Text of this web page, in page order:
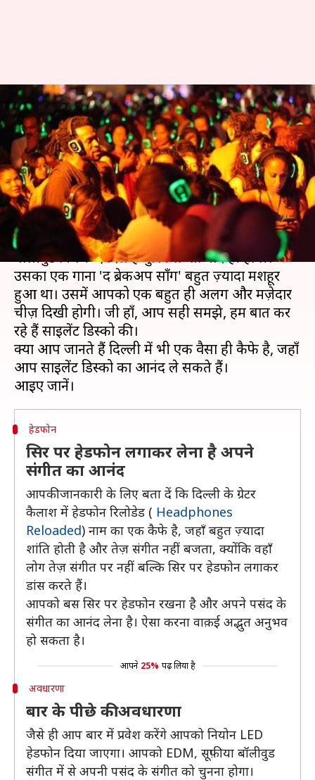
'ऐ दिल है मुश्किल' की तरह दिल्ली में
भी है एक साइलेंट हेडफोन बार,
जानिए
लेखन प्रदीप मौर्य Jul 08, 2019 09:55 pm
क्या है खबर?
आपको रणबीर कपूर, ऐश्वर्या राय और अनुष्का शर्मा की
बॉलीवुड फिल्म 'ऐ दिल है मुश्किल' तो याद ही होगी।
उसका एक गाना 'द ब्रेकअप सॉंग' बहुत ज़्यादा मशहूर
हुआ था। उसमें आपको एक बहुत ही अलग और मज़ेदार
चीज़ दिखी होगी। जी हाँ, आप सही समझे, हम बात कर
रहे हैं साइलेंट डिस्को की।
क्या आप जानते हैं दिल्ली में भी एक वैसा ही कैफे है, जहाँ
आप साइलेंट डिस्को का आनंद ले सकते हैं।
हेडफोन
सिर पर हेडफोन लगाकर लेना है अपने
संगीत का आनंद
आपकी जानकारी के लिए बता दें कि दिल्ली के ग्रेटर
कैलाश में हेडफोन रिलोडेड ( Headphones
Reloaded) नाम का एक कैफे है, जहाँ बहुत ज़्यादा
शांति होती है और तेज़ संगीत नहीं बजता, क्योंकि वहाँ
लोग तेज़ संगीत पर नहीं बल्कि सिर पर हेडफोन लगाकर
डांस करते हैं।
आपको बस सिर पर हेडफोन रखना है और अपने पसंद के
संगीत का आनंद लेना है। ऐसा करना वाक़ई अद्भुत अनुभव
हो सकता है।
आपने 25% पढ़ लिया है
अवधारणा
बार के पीछे की अवधारणा
जैसे ही आप बार में प्रवेश करेंगे आपको नियोन LED
हेडफोन दिया जाएगा। आपको EDM, सूफ़ी या बॉलीवुड
संगीत में से अपनी पसंद के संगीत को चुनना होगा।